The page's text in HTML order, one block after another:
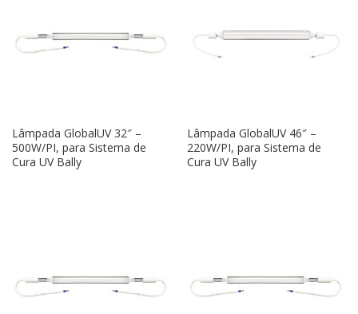
Lâmpada GlobalUV 32″ –
500W/PI, para Sistema de
Cura UV Bally
Lâmpada GlobalUV 46″ –
220W/PI, para Sistema de
Cura UV Bally